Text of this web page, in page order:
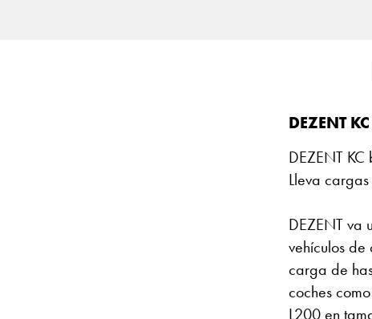
DEZENT
DEZENT KC
Lleva
DEZENT va
vehículos
carga de
coches
L200 en